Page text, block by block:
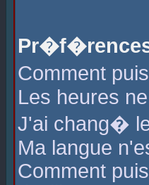
Comment
Les heures
J'ai chang�
Ma langue
Comment